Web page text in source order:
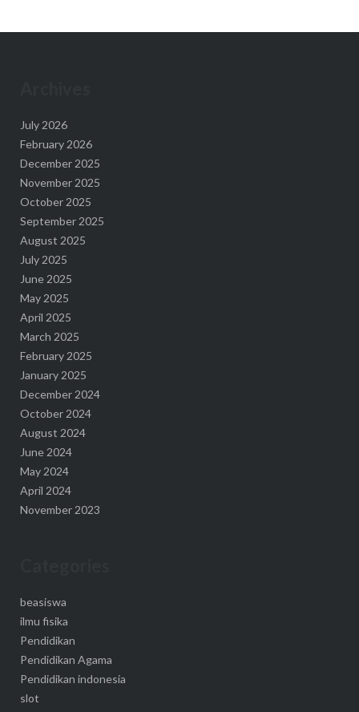
July 2026
February 2026
December 2025
November 2025
October 2025
September 2025
August 2025
July 2025
June 2025
May 2025
April 2025
March 2025
February 2025
January 2025
December 2024
October 2024
August 2024
June 2024
May 2024
April 2024
November 2023
beasiswa
ilmu fisika
Pendidikan
Pendidikan Agama
Pendidikan indonesia
slot